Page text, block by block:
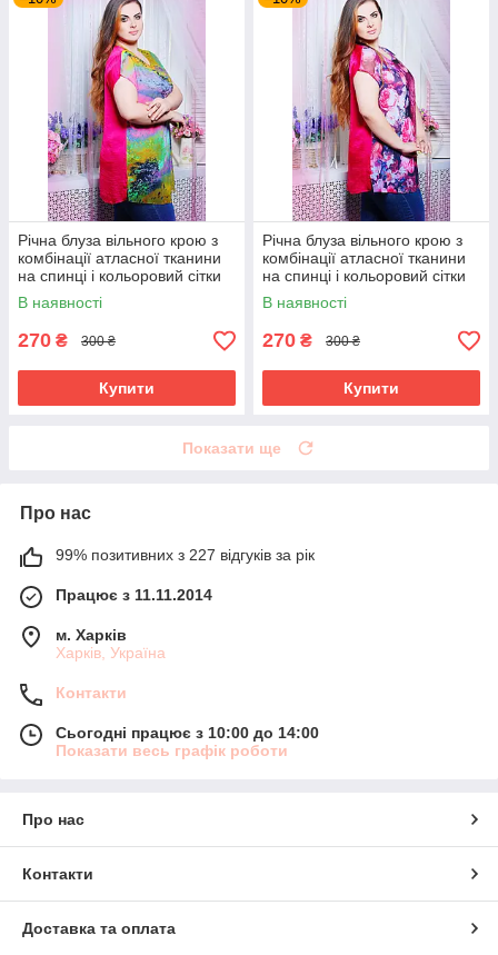
Річна блуза вільного крою з
комбінації атласної тканини
на спинці і кольоровий сітки
великого розміру 52-62
В наявності
270 ₴ 300 ₴
Купити
Річна блуза вільного крою з
комбінації атласної тканини
на спинці і кольоровий сітки
великого розміру 52-62
В наявності
270 ₴ 300 ₴
Купити
Показати ще
Про нас
99% позитивних з 227 відгуків за рік
Працює з 11.11.2014
м. Харків
Харків, Україна
Контакти
Сьогодні працює з 10:00 до 14:00
Показати весь графік роботи
Про нас
Контакти
Доставка та оплата